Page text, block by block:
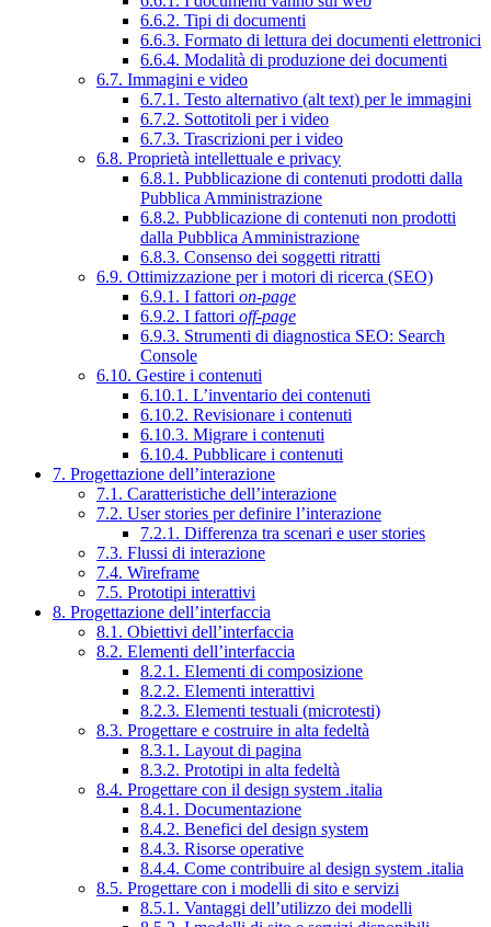
6.6.2. Tipi di documenti
6.6.3. Formato di lettura dei documenti elettronici
6.6.4. Modalità di produzione dei documenti
6.7. Immagini e video
6.7.1. Testo alternativo (alt text) per le immagini
6.7.2. Sottotitoli per i video
6.7.3. Trascrizioni per i video
6.8. Proprietà intellettuale e privacy
6.8.1. Pubblicazione di contenuti prodotti dalla
Pubblica Amministrazione
6.8.2. Pubblicazione di contenuti non prodotti
dalla Pubblica Amministrazione
6.8.3. Consenso dei soggetti ritratti
6.9. Ottimizzazione per i motori di ricerca (SEO)
6.9.1. I fattori on-page
6.9.2. I fattori off-page
6.9.3. Strumenti di diagnostica SEO: Search
Console
6.10. Gestire i contenuti
6.10.1. L’inventario dei contenuti
6.10.2. Revisionare i contenuti
6.10.3. Migrare i contenuti
6.10.4. Pubblicare i contenuti
7. Progettazione dell’interazione
7.1. Caratteristiche dell’interazione
7.2. User stories per definire l’interazione
7.2.1. Differenza tra scenari e user stories
7.3. Flussi di interazione
7.4. Wireframe
7.5. Prototipi interattivi
8. Progettazione dell’interfaccia
8.1. Obiettivi dell’interfaccia
8.2. Elementi dell’interfaccia
8.2.1. Elementi di composizione
8.2.2. Elementi interattivi
8.2.3. Elementi testuali (microtesti)
8.3. Progettare e costruire in alta fedeltà
8.3.1. Layout di pagina
8.3.2. Prototipi in alta fedeltà
8.4. Progettare con il design system .italia
8.4.1. Documentazione
8.4.2. Benefici del design system
8.4.3. Risorse operative
8.4.4. Come contribuire al design system .italia
8.5. Progettare con i modelli di sito e servizi
8.5.1. Vantaggi dell’utilizzo dei modelli